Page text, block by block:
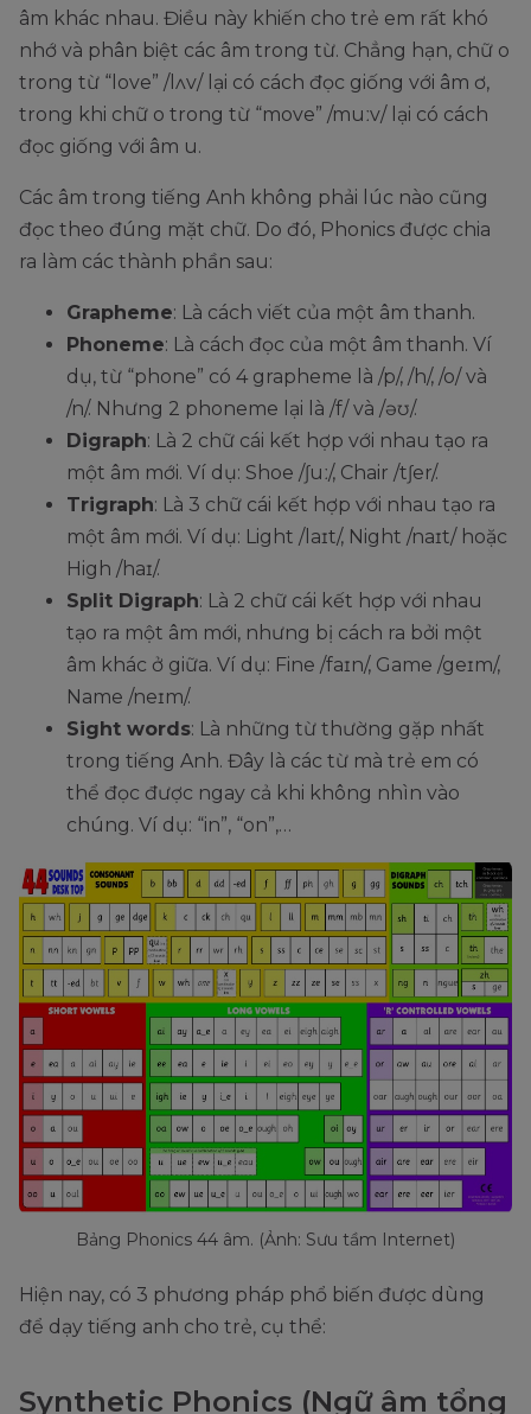
âm khác nhau. Điều này khiến cho trẻ em rất khó
nhớ và phân biệt các âm trong từ. Chẳng hạn, chữ o
trong từ “love” /lʌv/ lại có cách đọc giống với âm ơ,
trong khi chữ o trong từ “move” /muːv/ lại có cách
đọc giống với âm u.
Các âm trong tiếng Anh không phải lúc nào cũng
đọc theo đúng mặt chữ. Do đó, Phonics được chia
ra làm các thành phần sau:
Grapheme: Là cách viết của một âm thanh.
Phoneme: Là cách đọc của một âm thanh. Ví
dụ, từ “phone” có 4 grapheme là /p/, /h/, /o/ và
/n/. Nhưng 2 phoneme lại là /f/ và /əʊ/.
Digraph: Là 2 chữ cái kết hợp với nhau tạo ra
một âm mới. Ví dụ: Shoe /ʃuː/, Chair /tʃer/.
Trigraph: Là 3 chữ cái kết hợp với nhau tạo ra
một âm mới. Ví dụ: Light /laɪt/, Night /naɪt/ hoặc
High /haɪ/.
Split Digraph: Là 2 chữ cái kết hợp với nhau
tạo ra một âm mới, nhưng bị cách ra bởi một
âm khác ở giữa. Ví dụ: Fine /faɪn/, Game /geɪm/,
Name /neɪm/.
Sight words: Là những từ thường gặp nhất
trong tiếng Anh. Đây là các từ mà trẻ em có
thể đọc được ngay cả khi không nhìn vào
chúng. Ví dụ: “in”, “on”,…
Bảng Phonics 44 âm. (Ảnh: Sưu tầm Internet)
Hiện nay, có 3 phương pháp phổ biến được dùng
để dạy tiếng anh cho trẻ, cụ thể:
Synthetic Phonics (Ngữ âm tổng